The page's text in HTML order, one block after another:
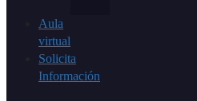
Aula
virtual
Solicita
Información